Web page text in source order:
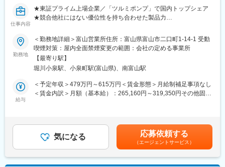
品は、今や我々が生活するうえで欠かすことのできない半導体を
製造するうえで絶対に必要な装置であり、その中でも当社は世界
トップクラスのシェアを誇っております。
操業開始予定で今後も事業を拡大して参ります。
【将来性について】
IoT社会の浸透、AIの加速等により半導体需要は世界中で急伸長。
また、お客様は約90%が海外企業となり、当社の技術とそれを活
かす社員の仕事への姿勢で、多くの海外半導体メーカーから信頼
仕事内容
★東証プライム上場企業／「ツルミポンプ」で国内トップシェア
★競合他社にはない優位性を持ち合わせた製品力
■職務内容：
同社の水中ポンプや水処理関連機器のルート営業をお任せいたし
ます。
<業務詳細＞
既存のお客様への訪問及び、ニーズのヒアリング、提案
既存のお客様と共にエンドユーザー訪問・提案
■「ツルミポンプ」商材の魅力：
「水をくみ上げるポンプ」を作る国内トップクラスの製品です。
勤務地
＜勤務地詳細＞富山営業所住所：富山県富山市二口町1-14-1 受動
喫煙対策：屋内全面禁煙変更の範囲：会社の定める事業所
【最寄り駅】
堀川小泉駅、小泉町駅(富山県)、南富山駅
給与
＜予定年収＞479万円～615万円＜賃金形態＞月給制補足事項なし
＜賃金内訳＞月額（基本給）：265,160円～319,350円その他固定
月、12月※4ヶ月）■その他固定手当：【住宅地域手当】5,100円～
37600円賃金はあくまでも目安の金額であり、選考を通じて上下
する可能性があります。月給(月額)は固定手当を含めた表記です。
気になる 応募依頼する
（エージェントサービス）